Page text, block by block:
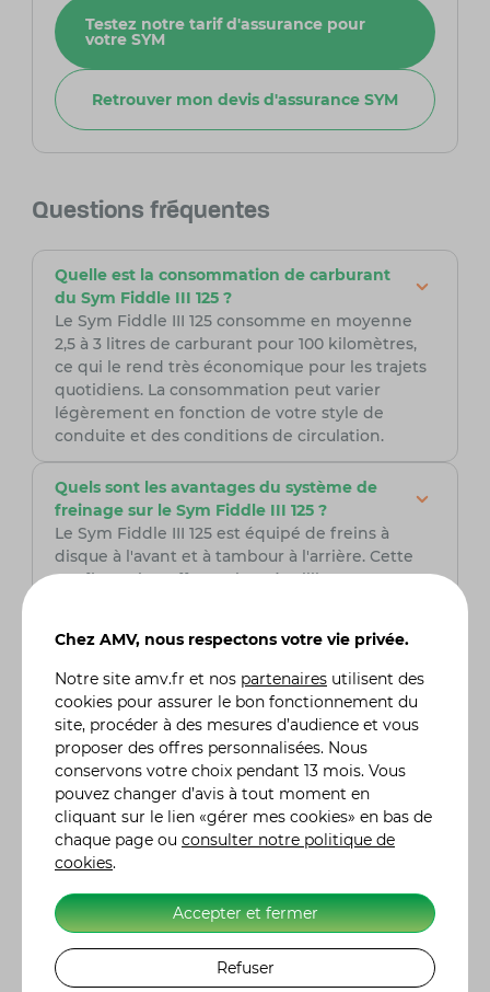
Testez notre tarif d'assurance pour
votre SYM
Retrouver mon devis d'assurance SYM
Questions fréquentes
Quelle est la consommation de carburant
du Sym Fiddle III 125 ?
Le Sym Fiddle III 125 consomme en moyenne
2,5 à 3 litres de carburant pour 100 kilomètres,
ce qui le rend très économique pour les trajets
quotidiens. La consommation peut varier
légèrement en fonction de votre style de
conduite et des conditions de circulation.
Quels sont les avantages du système de
freinage sur le Sym Fiddle III 125 ?
Le Sym Fiddle III 125 est équipé de freins à
disque à l'avant et à tambour à l'arrière. Cette
configuration offre un bon équilibre entre
combiné (CBS) qui aide à répartir la force de
freinage entre les roues avant et arrière pour
améliorer la stabilité et la sécurité lors des
freinages.
Le Sym Fiddle III 125 est-il adapté pour une
conduite en milieu urbain ?
Oui, le Sym Fiddle III 125 est particulièrement
bien adapté pour une conduite en milieu
urbain. Avec son design compact, il se faufile
sans difficulté. Sa taille et son poids légers en
font un scooter facile à manœuvrer dans la
circulation dense. De plus, son moteur de
125cm³ offre une puissance suffisante pour les
Chez AMV, nous respectons votre vie privée.
Notre site amv.fr et nos partenaires utilisent des
cookies pour assurer le bon fonctionnement du
site, procéder à des mesures d’audience et vous
proposer des offres personnalisées. Nous
conservons votre choix pendant 13 mois. Vous
pouvez changer d’avis à tout moment en
cliquant sur le lien «gérer mes cookies» en bas de
chaque page ou consulter notre politique de
cookies.
Accepter et fermer
Refuser